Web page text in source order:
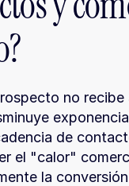
no
de
el "calor"
la